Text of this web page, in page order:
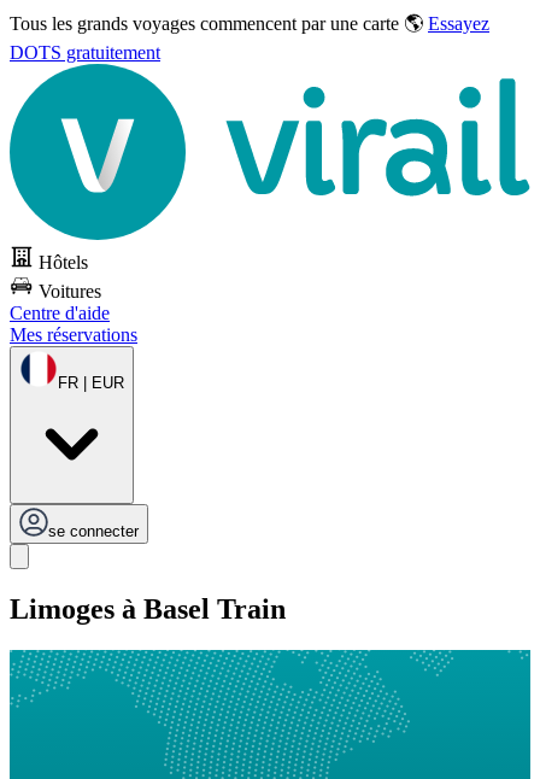
Tous les grands voyages commencent par une carte 🌎 Essayez
DOTS gratuitement
Hôtels
Voitures
Centre d'aide
Mes réservations
FR | EUR
se connecter
Limoges à Basel Train